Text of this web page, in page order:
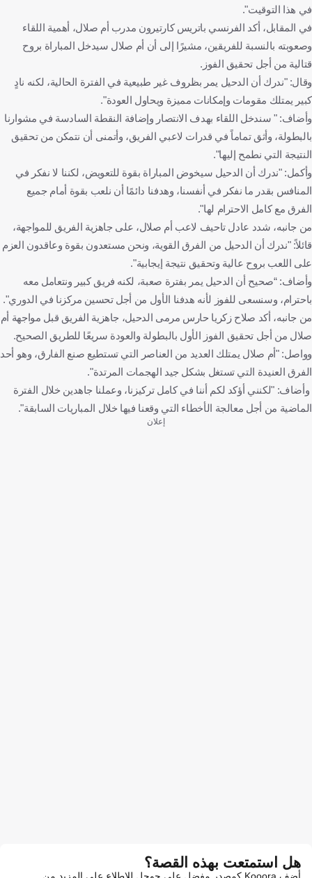
في هذا التوقيت".
في المقابل، أكد الفرنسي باتريس كارتيرون مدرب أم صلال، أهمية اللقاء
وصعوبته بالنسبة للفريقين، مشيرًا إلى أن أم صلال سيدخل المباراة بروح
قتالية من أجل تحقيق الفوز.
وقال: "ندرك أن الدحيل يمر بظروف غير طبيعية في الفترة الحالية، لكنه نادٍ
كبير يمتلك مقومات وإمكانات مميزة ويحاول العودة".
وأضاف: " سندخل اللقاء بهدف الانتصار وإضافة النقطة السادسة في مشوارنا
بالبطولة، وأثق تماماً في قدرات لاعبي الفريق، وأتمنى أن نتمكن من تحقيق
النتيجة التي نطمح إليها".
وأكمل: "ندرك أن الدحيل سيخوض المباراة بقوة للتعويض، لكننا لا نفكر في
المنافس بقدر ما نفكر في أنفسنا، وهدفنا دائمًا أن نلعب بقوة أمام جميع
الفرق مع كامل الاحترام لها".
من جانبه، شدد عادل تاحيف لاعب أم صلال، على جاهزية الفريق للمواجهة،
قائلاً: "ندرك أن الدحيل من الفرق القوية، ونحن مستعدون بقوة وعاقدون العزم
على اللعب بروح عالية وتحقيق نتيجة إيجابية".
وأضاف: “صحيح أن الدحيل يمر بفترة صعبة، لكنه فريق كبير ونتعامل معه
باحترام، وسنسعى للفوز لأنه هدفنا الأول من أجل تحسين مركزنا في الدوري".
من جانبه، أكد صلاح زكريا حارس مرمى الدحيل، جاهزية الفريق قبل مواجهة أم
صلال من أجل تحقيق الفوز الأول بالبطولة والعودة سريعًا للطريق الصحيح.
وواصل: "أم صلال يمتلك العديد من العناصر التي تستطيع صنع الفارق، وهو أحد
الفرق العنيدة التي تستغل بشكل جيد الهجمات المرتدة".
وأضاف: "لكنني أؤكد لكم أننا في كامل تركيزنا، وعملنا جاهدين خلال الفترة
الماضية من أجل معالجة الأخطاء التي وقعنا فيها خلال المباريات السابقة".
إعلان
هل استمتعت بهذه القصة؟